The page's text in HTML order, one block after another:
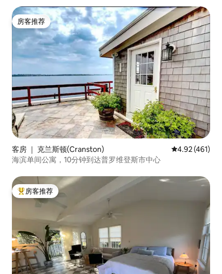
房客推荐
房客推荐
客房 ｜ 克兰斯顿(Cranston) 平均评分 4.92
4.92 (461)
海滨单间公寓，10分钟到达普罗维登斯市中心
热门「房客推荐」
房客推荐